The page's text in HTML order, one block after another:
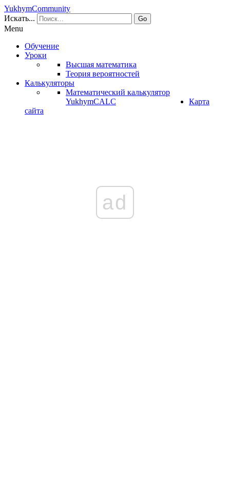
YukhymCommunity
Искать...
Go
Menu
Обучение
Уроки
Высшая математика
Теория вероятностей
Калькуляторы
Математический калькулятор
YukhymCALC
Карта
сайта
ad